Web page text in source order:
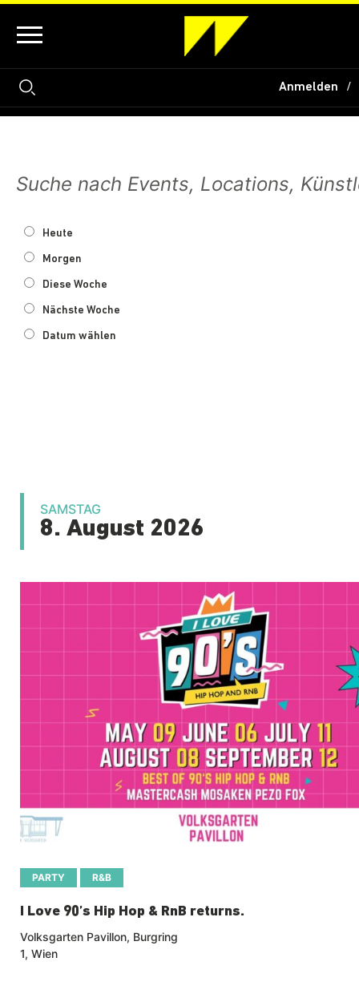
Anmelden
Heute
Morgen
Diese Woche
Nächste Woche
Datum wählen
SAMSTAG
8. August 2026
PARTY R&B
I Love 90’s Hip Hop & RnB returns.
Volksgarten Pavillon, Burgring
1, Wien